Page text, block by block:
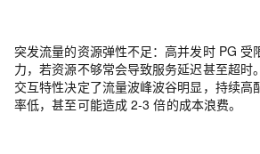
突发流量的资源弹性不足：高并发时 PG 受
力，若资源不够常会导致服务延迟甚至超时
交互特性决定了流量波峰波谷明显，持续高
率低，甚至可能造成 2-3 倍的成本浪费。